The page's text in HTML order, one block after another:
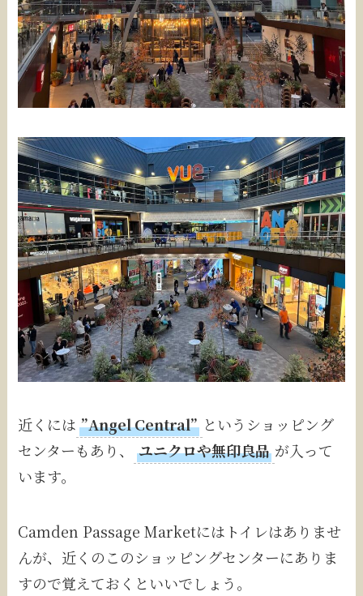
近くには ”Angel Central” というショッピング
センターもあり、
ユニクロや無印良品 が入って
います。
Camden Passage Marketにはトイレはありませ
んが、近くのこのショッピングセンターにありま
すので覚えておくといいでしょう。